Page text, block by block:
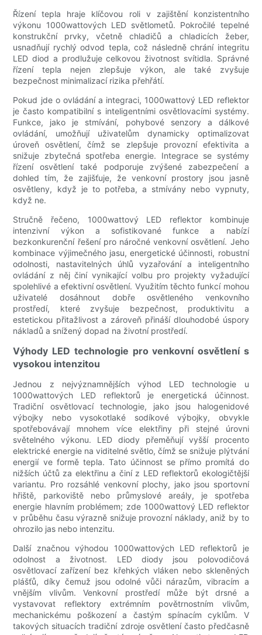
Řízení tepla hraje klíčovou roli v zajištění konzistentního
výkonu 1000wattových LED světlometů. Pokročilé tepelné
konstrukční prvky, včetně chladičů a chladicích žeber,
usnadňují rychlý odvod tepla, což následně chrání integritu
LED diod a prodlužuje celkovou životnost svítidla. Správné
řízení tepla nejen zlepšuje výkon, ale také zvyšuje
bezpečnost minimalizací rizika přehřátí.
Pokud jde o ovládání a integraci, 1000wattový LED reflektor
je často kompatibilní s inteligentními osvětlovacími systémy.
Funkce, jako je stmívání, pohybové senzory a dálkové
ovládání, umožňují uživatelům dynamicky optimalizovat
úroveň osvětlení, čímž se zlepšuje provozní efektivita a
snižuje zbytečná spotřeba energie. Integrace se systémy
řízení osvětlení také podporuje zvýšené zabezpečení a
dohled tím, že zajišťuje, že venkovní prostory jsou jasně
osvětleny, když je to potřeba, a stmívány nebo vypnuty,
když ne.
Stručně řečeno, 1000wattový LED reflektor kombinuje
intenzivní výkon a sofistikované funkce a nabízí
bezkonkurenční řešení pro náročné venkovní osvětlení. Jeho
kombinace výjimečného jasu, energetické účinnosti, robustní
odolnosti, nastavitelných úhlů vyzařování a inteligentního
ovládání z něj činí vynikající volbu pro projekty vyžadující
spolehlivé a efektivní osvětlení. Využitím těchto funkcí mohou
uživatelé dosáhnout dobře osvětleného venkovního
prostředí, které zvyšuje bezpečnost, produktivitu a
estetickou přitažlivost a zároveň přináší dlouhodobé úspory
nákladů a snížený dopad na životní prostředí.
Výhody LED technologie pro venkovní osvětlení s
vysokou intenzitou
Jednou z nejvýznamnějších výhod LED technologie u
1000wattových LED reflektorů je energetická účinnost.
Tradiční osvětlovací technologie, jako jsou halogenidové
výbojky nebo vysokotlaké sodíkové výbojky, obvykle
spotřebovávají mnohem více elektřiny při stejné úrovni
světelného výkonu. LED diody přeměňují vyšší procento
elektrické energie na viditelné světlo, čímž se snižuje plýtvání
energií ve formě tepla. Tato účinnost se přímo promítá do
nižších účtů za elektřinu a činí z LED reflektorů ekologičtější
variantu. Pro rozsáhlé venkovní plochy, jako jsou sportovní
hřiště, parkoviště nebo průmyslové areály, je spotřeba
energie hlavním problémem; zde 1000wattový LED reflektor
v průběhu času výrazně snižuje provozní náklady, aniž by to
ohrozilo jas nebo intenzitu.
Další značnou výhodou 1000wattových LED reflektorů je
odolnost a životnost. LED diody jsou polovodičová
osvětlovací zařízení bez křehkých vláken nebo skleněných
plášťů, díky čemuž jsou odolné vůči nárazům, vibracím a
vnějším vlivům. Venkovní prostředí může být drsné a
vystavovat reflektory extrémním povětrnostním vlivům,
mechanickému poškození a častým spínacím cyklům. V
takových situacích tradiční zdroje osvětlení často předčasně